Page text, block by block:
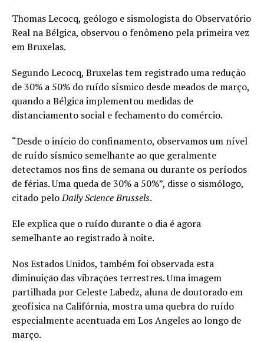
Thomas Lecocq, geólogo e sismologista do Observatório
Real na Bélgica, observou o fenômeno pela primeira vez
em Bruxelas.
Segundo Lecocq, Bruxelas tem registrado uma redução
de 30% a 50% do ruído sísmico desde meados de março,
quando a Bélgica implementou medidas de
distanciamento social e fechamento do comércio.
“Desde o início do confinamento, observamos um nível
de ruído sísmico semelhante ao que geralmente
detectamos nos fins de semana ou durante os períodos
de férias. Uma queda de 30% a 50%”, disse o sismólogo,
citado peloDaily Science Brussels.
Ele explica que o ruído durante o dia é agora
semelhante ao registrado à noite.
Nos Estados Unidos, também foi observada esta
diminuição das vibrações terrestres. Uma imagem
partilhada por Celeste Labedz, aluna de doutorado em
geofísica na Califórnia, mostra uma quebra do ruído
especialmente acentuada em Los Angeles ao longo de
março.